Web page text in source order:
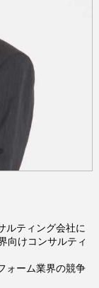
ルティング会社に
向けコンサルティ
ォーム業界の競争